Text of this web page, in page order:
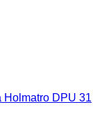
Holmatro DPU 31